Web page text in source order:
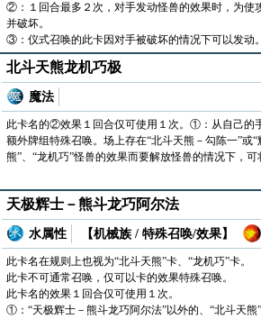
②：１回合最多２次，对手发动怪兽的效果时，为使
并破坏。
③：仪式召唤的此卡因对手被破坏的情况下可以发动
北斗天熊龙机巧极
魔法
此卡名的②效果１回合仅可使用１次。①：从自己的
额外牌组特殊召唤。场上存在“北斗天熊－勾陈一”
熊”、“龙机巧”怪兽的效果而要解放怪兽的情况下，可
天极辉士－熊斗龙巧阿尔法
水属性 【机械族 / 特殊召唤/效果】
此卡名在规则上也视为“北斗天熊”卡、“龙机巧”卡。
此卡不可通常召唤，仅可以卡的效果特殊召唤。
此卡名的效果１回合仅可使用１次。
①：“天极辉士－熊斗龙巧阿尔法”以外的、“北斗天